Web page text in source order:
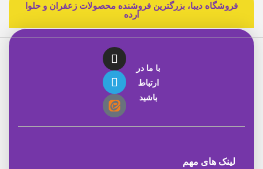
فروشگاه دیبا، بزرگترین فروشنده محصولات زعفران و حلوا
ارده
با ما در
ارتباط
باشید
لینک های مهم